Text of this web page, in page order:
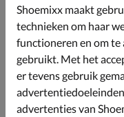
Voorzien van een
pasvorm die de
ShocPad biedt
De sandaal is
De robuuste
stevigheid op elke
Shoemixx maakt
technieken om haar
functioneren en om te
gebruikt. Met het
er tevens gebruik
advertenties van